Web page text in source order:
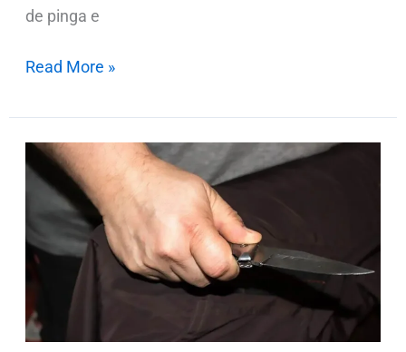
de pinga e
Read More »
Homem
ferido
faca
durante
churrasco
em